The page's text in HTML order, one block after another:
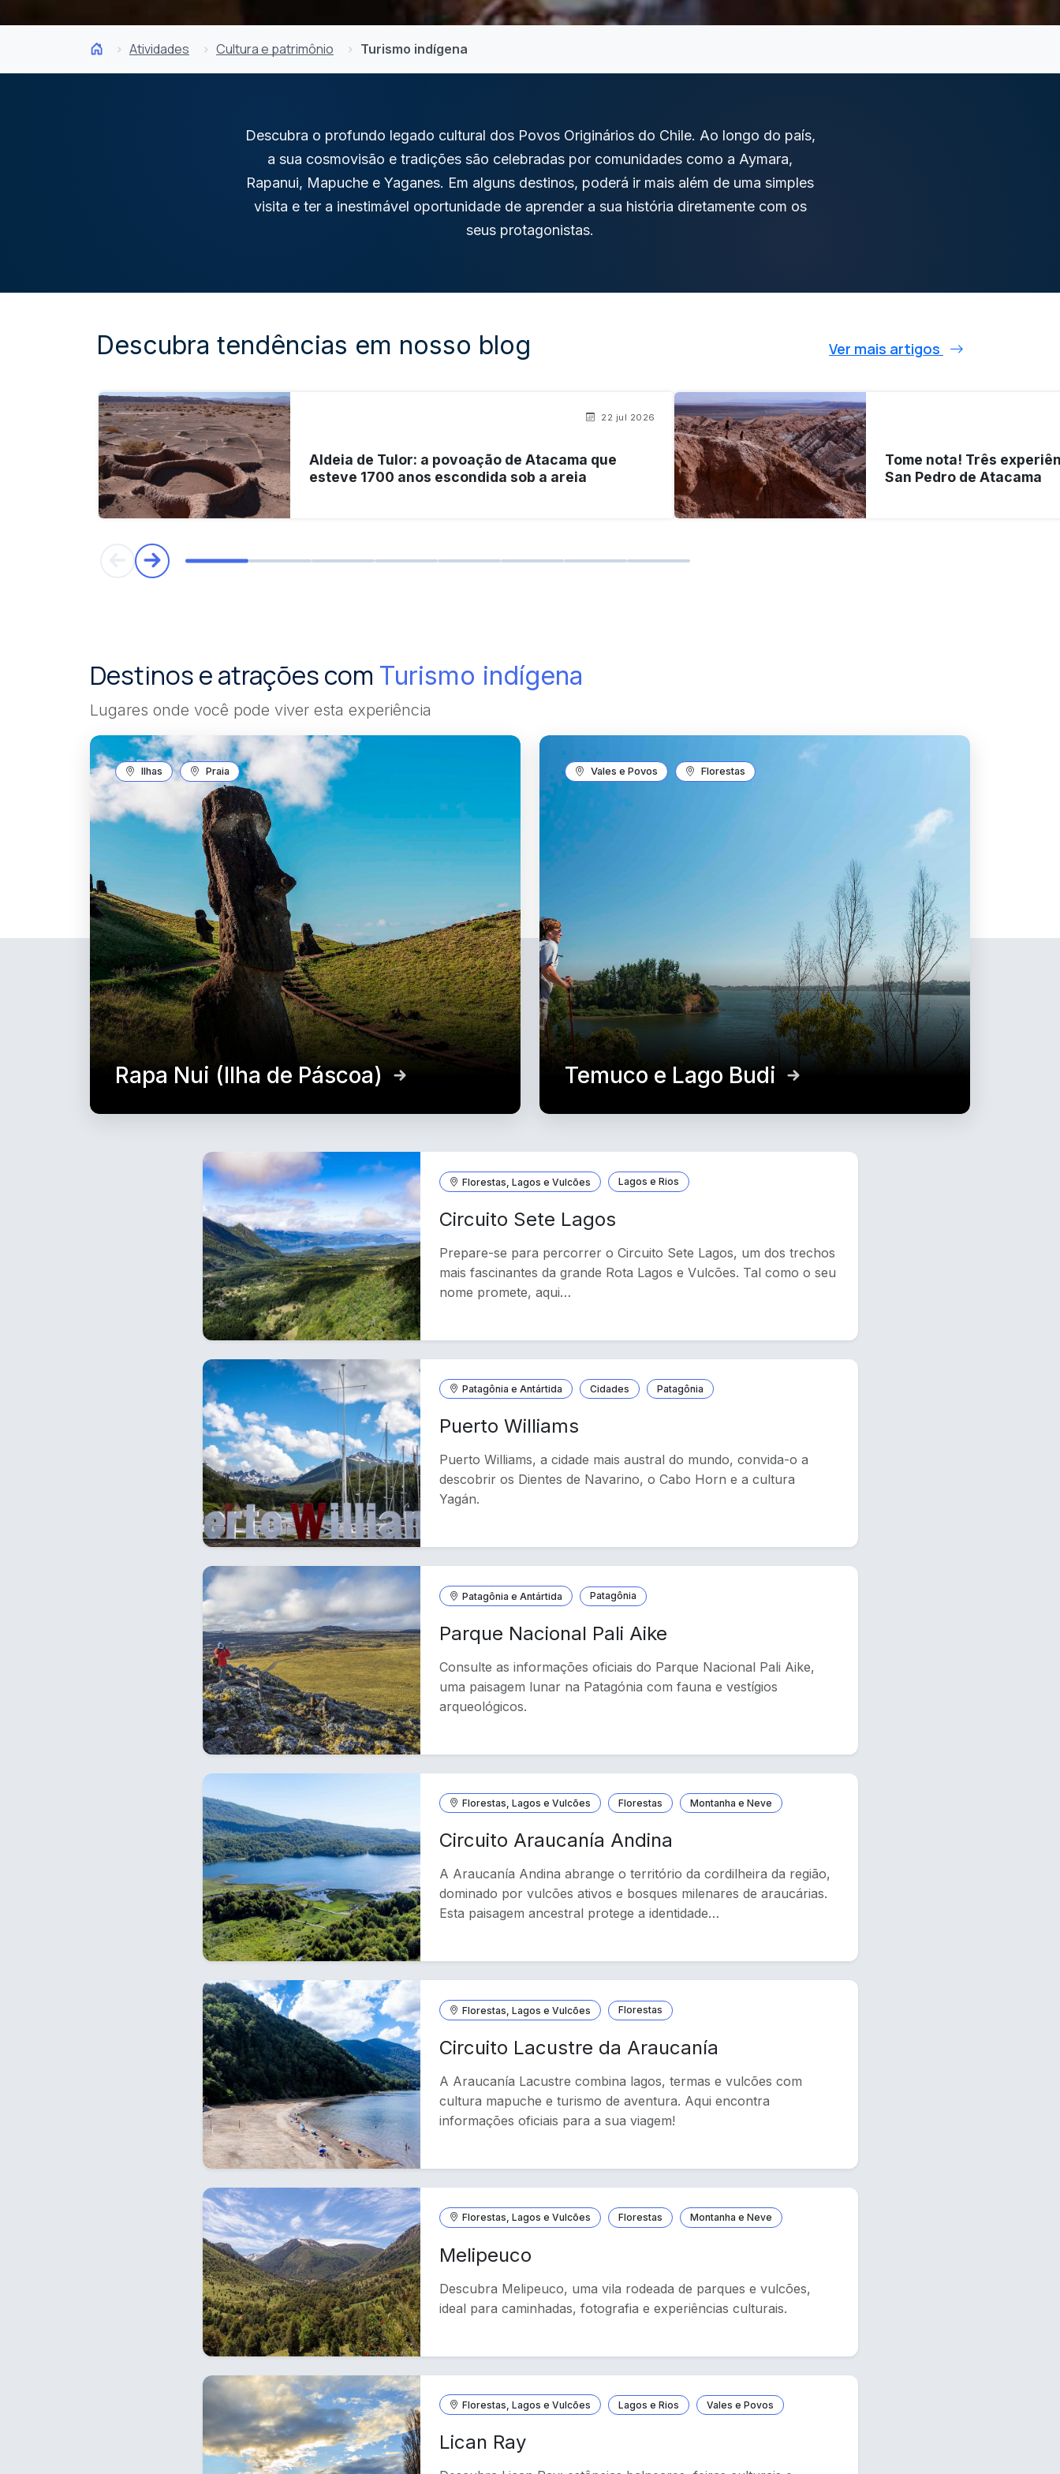
Atividades Cultura e patrimônio Turismo indígena
Descubra o profundo legado cultural dos Povos Originários do Chile. Ao longo do país,
a sua cosmovisão e tradições são celebradas por comunidades como a Aymara,
Rapanui, Mapuche e Yaganes. Em alguns destinos, poderá ir mais além de uma simples
visita e ter a inestimável oportunidade de aprender a sua história diretamente com os
seus protagonistas.
Descubra tendências em nosso blog Ver mais artigos
22 jul 2026
Aldeia de Tulor: a povoação de Atacama que
esteve 1700 anos escondida sob a areia
Tome nota! Três
San Pedro de Atacama
Destinos e atrações com Turismo indígena
Lugares onde você pode viver esta experiência
Ilhas Praia
Rapa Nui (Ilha de Páscoa)
Vales e Povos Florestas
Temuco e Lago Budi
Florestas, Lagos e Vulcões Lagos e Rios
Circuito Sete Lagos
Prepare-se para percorrer o Circuito Sete Lagos, um dos trechos
mais fascinantes da grande Rota Lagos e Vulcões. Tal como o seu
nome promete, aqui…
Patagônia e Antártida Cidades Patagônia
Puerto Williams
Puerto Williams, a cidade mais austral do mundo, convida-o a
descobrir os Dientes de Navarino, o Cabo Horn e a cultura
Yagán.
Patagônia e Antártida Patagônia
Parque Nacional Pali Aike
Consulte as informações oficiais do Parque Nacional Pali Aike,
uma paisagem lunar na Patagónia com fauna e vestígios
arqueológicos.
Florestas, Lagos e Vulcões Florestas Montanha e Neve
Circuito Araucanía Andina
A Araucanía Andina abrange o território da cordilheira da região,
dominado por vulcões ativos e bosques milenares de araucárias.
Esta paisagem ancestral protege a identidade…
Florestas, Lagos e Vulcões Florestas
Circuito Lacustre da Araucanía
A Araucanía Lacustre combina lagos, termas e vulcões com
cultura mapuche e turismo de aventura. Aqui encontra
informações oficiais para a sua viagem!
Florestas, Lagos e Vulcões Florestas Montanha e Neve
Melipeuco
Descubra Melipeuco, uma vila rodeada de parques e vulcões,
ideal para caminhadas, fotografia e experiências culturais.
Florestas, Lagos e Vulcões Lagos e Rios Vales e Povos
Lican Ray